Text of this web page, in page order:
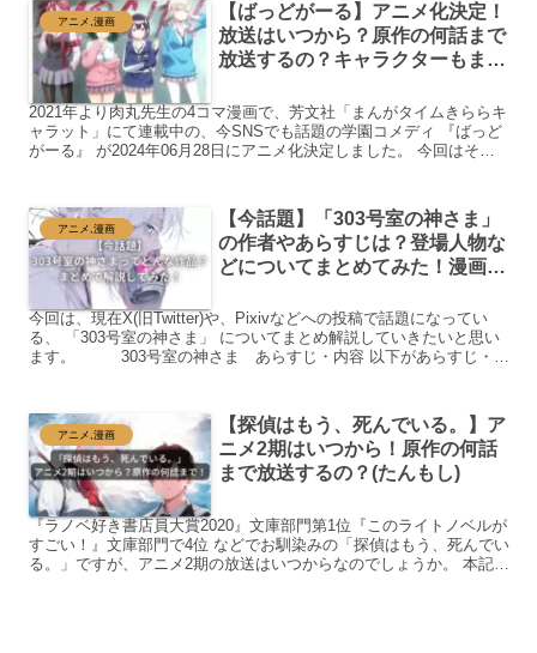
アニメ,漫画
【ばっどがーる】アニメ化決定！
放送はいつから？原作の何話まで
放送するの？キャラクターもまと
2021年より肉丸先生の4コマ漫画で、芳文社「まんがタイムきららキ
ャラット」にて連載中の、今SNSでも話題の学園コメディ 『ばっど
がーる』 が2024年06月28日にアニメ化決定しました。 今回はそん
アニメ,漫画
【今話題】「303号室の神さま」
の作者やあらすじは？登場人物な
どについてまとめてみた！漫画は
今回は、現在X(旧Twitter)や、Pixivなどへの投稿で話題になってい
る、 「303号室の神さま」 についてまとめ解説していきたいと思い
ます。 303号室の神さま あらすじ・内容 以下があらすじ・内
アニメ,漫画
【探偵はもう、死んでいる。】ア
ニメ2期はいつから！原作の何話
まで放送するの？(たんもし)
『ラノベ好き書店員大賞2020』文庫部門第1位『このライトノベルが
すごい！』文庫部門で4位 などでお馴染みの「探偵はもう、死んでい
る。」ですが、アニメ2期の放送はいつからなのでしょうか。 本記事